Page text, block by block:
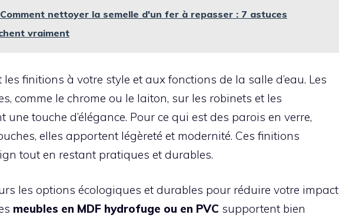
Comment nettoyer la semelle d'un fer à repasser : 7 astuces
vraiment
finitions à votre style et aux fonctions de la salle d’eau. Les
comme le chrome ou le laiton, sur les robinets et les
une touche d’élégance. Pour ce qui est des parois en verre,
elles apportent légèreté et modernité. Ces finitions
tout en restant pratiques et durables.
les options écologiques et durables pour réduire votre impact
meubles en MDF hydrofuge ou en PVC supportent bien